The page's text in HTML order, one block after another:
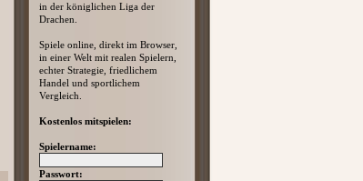
in der königlichen Liga der
Drachen.
Spiele online, direkt im Browser,
in einer Welt mit realen Spielern,
echter Strategie, friedlichem
Handel und sportlichem
Vergleich.
Kostenlos mitspielen:
Spielername:
Passwort: